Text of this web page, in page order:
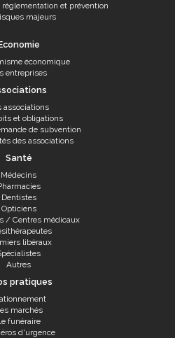
réglementation et prévention
majeurs
économique
entreprises
associations
et obligations
de subvention
des associations
Santé
Médecins
Dentistes
Opticiens
/ Centres médicaux
libéraux
Autres
pratiques
marchés
funéraire
d'urgence